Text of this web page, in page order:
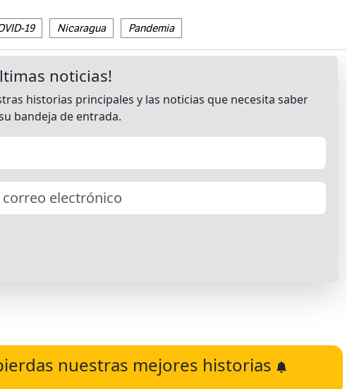
19 Nicaragua Pandemia
nuestras mejores historias